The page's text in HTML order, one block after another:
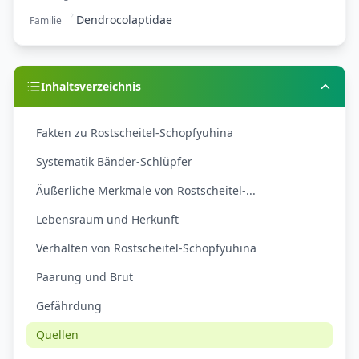
Familie Dendrocolaptidae
Inhaltsverzeichnis
Fakten zu Rostscheitel-Schopfyuhina
Systematik Bänder-Schlüpfer
Äußerliche Merkmale von Rostscheitel-...
Lebensraum und Herkunft
Verhalten von Rostscheitel-Schopfyuhina
Paarung und Brut
Gefährdung
Quellen